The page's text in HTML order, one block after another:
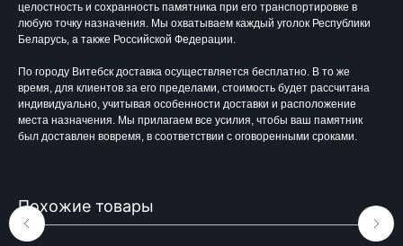
целостность и сохранность памятника при его транспортировке в
любую точку назначения. Мы охватываем каждый уголок Республики
Беларусь, а также Российской Федерации.
По городу Витебск доставка осуществляется бесплатно. В то же
время, для клиентов за его пределами, стоимость будет рассчитана
индивидуально, учитывая особенности доставки и расположение
места назначения. Мы прилагаем все усилия, чтобы ваш памятник
был доставлен вовремя, в соответствии с оговоренными сроками.
Похожие товары
Email (общая): info@bgranit.by
ООО «БГ ОниксГрупп»
УНП: 391936924
Адрес: г. Витебск, ул. Генерала
Белобородова 4а 1 этаж 108 помещение
Производство мемориальной продукции
любой сложности без посредников